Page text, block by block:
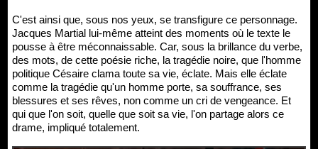
C'est ainsi que, sous nos yeux, se transfigure ce personnage.
Jacques Martial lui-même atteint des moments où le texte le
pousse à être méconnaissable. Car, sous la brillance du verbe,
des mots, de cette poésie riche, la tragédie noire, que l'homme
politique Césaire clama toute sa vie, éclate. Mais elle éclate
comme la tragédie qu'un homme porte, sa souffrance, ses
blessures et ses rêves, non comme un cri de vengeance. Et
qui que l'on soit, quelle que soit sa vie, l'on partage alors ce
drame, impliqué totalement.